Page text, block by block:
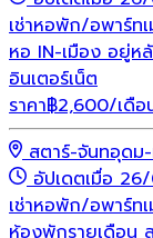
เช่าหอพัก/อพาร์ท
หอ IN-เมือง อยู่ห
อินเตอร์เน็ต
ราคา฿2,600/เดือ
สตาร์-จันทอุดม
อัปเดตเมื่อ
เช่าหอพัก/อพาร์ท
ห้องพักรายเดือน